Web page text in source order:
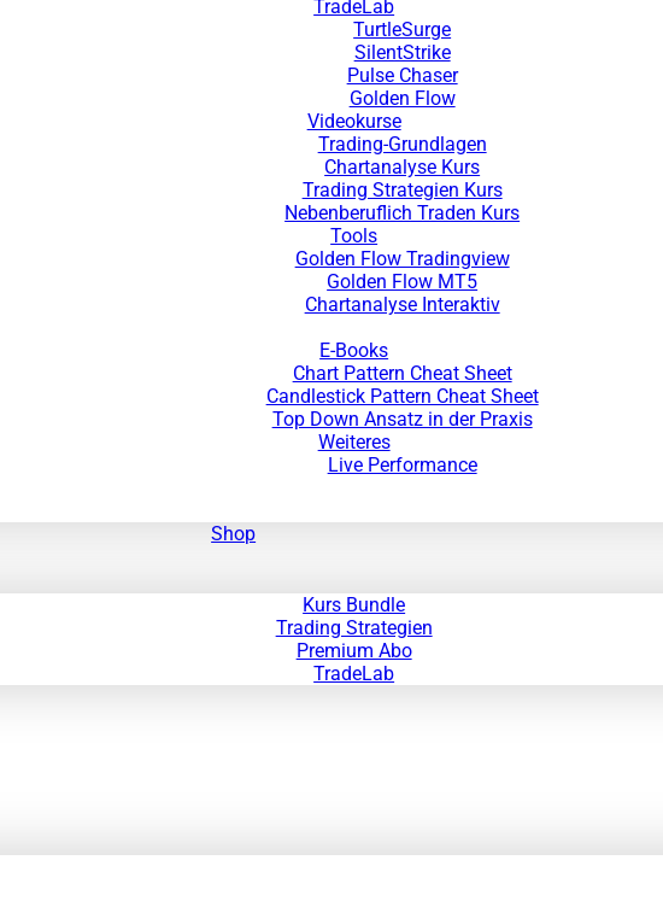
TradeLab
TurtleSurge
SilentStrike
Pulse Chaser
Golden Flow
Videokurse
Trading-Grundlagen
Chartanalyse Kurs
Trading Strategien Kurs
Nebenberuflich Traden Kurs
Tools
Golden Flow Tradingview
Golden Flow MT5
Chartanalyse Interaktiv
E-Books
Chart Pattern Cheat Sheet
Candlestick Pattern Cheat Sheet
Top Down Ansatz in der Praxis
Weiteres
Live Performance
Shop
Kurs Bundle
Trading Strategien
Premium Abo
TradeLab